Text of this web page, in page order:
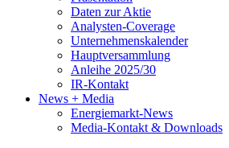
Daten zur Aktie
Analysten-Coverage
Unternehmenskalender
Hauptversammlung
Anleihe 2025/30
IR-Kontakt
News + Media
Energiemarkt-News
Media-Kontakt & Downloads